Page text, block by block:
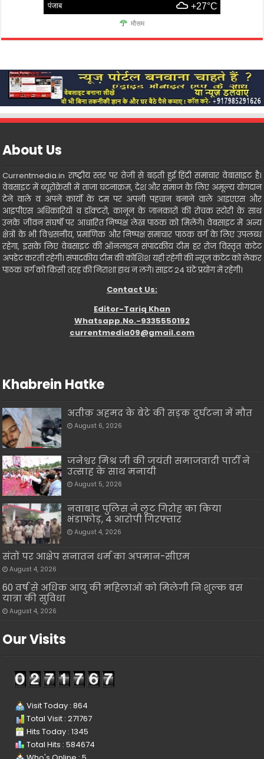
पंजाब +27°C
मौसम
About Us
Currentmedia.in राष्ट्रीय स्तर पर तेजी से बढ़ती हुई हिंदी समाचार वेबासाइट है।
वेबसाइट में ब्यूरोक्रेसी में ताजा घटनाक्रम, देश और समाज के लिए अमूल्य योगदान
देने वाले व अपने कार्यो के दम पर अपनी पहचान बनाने वाले आइएएस और
आइपीएस अधिकारियों व डॉक्टरो, कानून के जानकारों की रोचक स्टोरी के साथ
उनके जीवन संघर्षो पर आधारित निष्पक्ष लेख पाठक को मिलेंगे। वेबसाइट में अन्य
क्षेत्रों के भी विश्वसनीय, प्रमाणिक और निष्पक्ष समाचार पाठक वर्ग के लिए उपलब्ध
रहेगा, इसके लिए वेबसाइट की ऑनलाइन संपादकीय टीम हर रोज विस्तृत कंटेट
अपडेट करती रहेगी। संपादकीय टीम की कोशिश यही रहेगी की न्यूज कंटेट को लेकर
पाठक वर्ग को किसी तरह की निराशा हाथ न लगे। साइट 24 घंटे प्रयोग में रहेगी।
Contact Us:
Editor-Tariq Khan
Whatsapp.No.-9335550192
currentmedia09@gmail.com
Khabrein Hatke
अतीक़ अहमद के बेटे की सड़क दुर्घटना में मौत
August 6, 2026
जनेश्वर मिश्र जी की जयंती समाजवादी पार्टी ने
उत्साह के साथ मनायी
August 5, 2026
नवाबाद पुलिस ने लूट गिरोह का किया
भंडाफोड़, 4 आरोपी गिरफ्तार
August 4, 2026
संतों पर आक्षेप सनातन धर्म का अपमान-सीएम
August 4, 2026
60 वर्ष से अधिक आयु की महिलाओं को मिलेगी निःशुल्क बस
यात्रा की सुविधा
August 4, 2026
Our Visits
Visit Today : 864
Total Visit : 271767
Hits Today : 1345
Total Hits : 584674